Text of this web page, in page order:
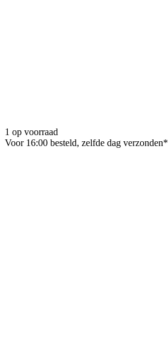
1 op voorraad
Voor 16:00 besteld, zelfde dag verzonden*